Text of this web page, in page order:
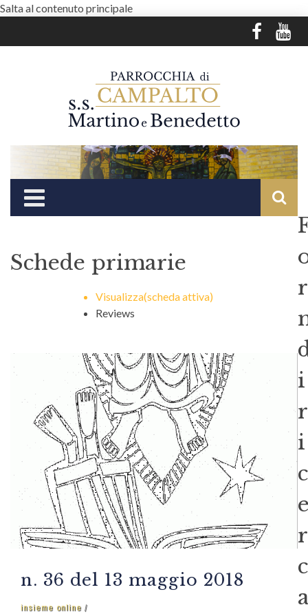
Salta al contenuto principale
r
i
r
i
c
r
c
Schede primarie
Visualizza(scheda attiva)
Reviews
n. 36 del 13 maggio 2018
insieme online